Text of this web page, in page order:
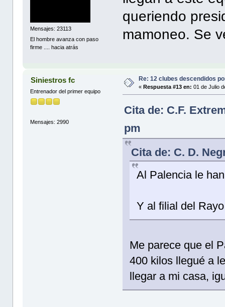
Mensajes: 23113
El hombre avanza con paso
firme .... hacia atrás
queriendo
mamoneo. Se
Siniestros fc
Entrenador del primer equipo
Mensajes: 2990
Re: 12 clubes descendidos
«Respuesta #13 en: 01 de Julio
Cita de: C.F.
pm
Cita de: C. D.
Al Palencia le
Y al filial del
Me parece que el
400 kilos llegué a
llegar a mi casa,